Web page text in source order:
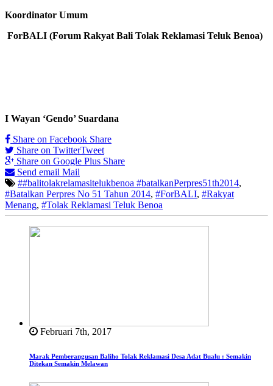
Koordinator Umum
ForBALI (Forum Rakyat Bali Tolak Reklamasi Teluk Benoa)
I Wayan ‘Gendo’ Suardana
Share on Facebook Share
Share on TwitterTweet
Share on Google Plus Share
Send email Mail
##balitolakrelamasitelukbenoa #batalkanPerpres51th2014,
#Batalkan Perpres No 51 Tahun 2014, #ForBALI, #Rakyat
Menang, #Tolak Reklamasi Teluk Benoa
Februari 7th, 2017
Marak Pemberangusan Baliho Tolak Reklamasi Desa Adat Bualu : Semakin
Ditekan Semakin Melawan